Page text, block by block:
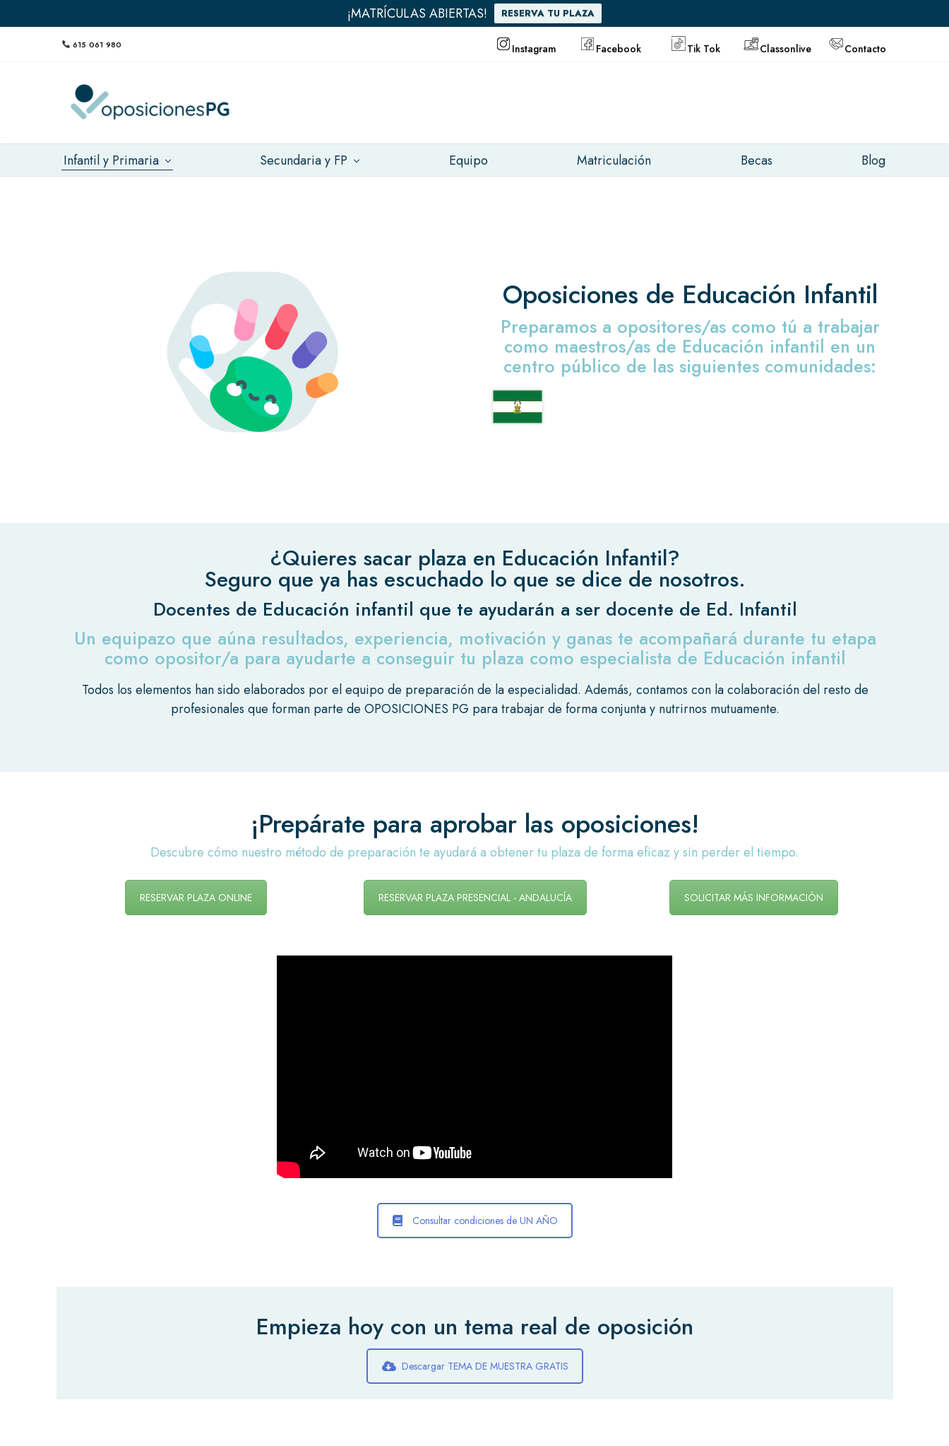
¡MATRÍCULAS ABIERTAS! RESERVA TU PLAZA
615 061 980 Instagram Facebook Tik Tok Classonlive Contacto
Oposiciones
Preparadores
a
maestros
Infantil y Primaria Secundaria y FP Equipo Matriculación Becas Blog
Oposiciones de Educación Infantil
Preparamos a opositores/as como tú a trabajar
como maestros/as de Educación infantil en un
centro público de las siguientes comunidades:
¿Quieres sacar plaza en Educación Infantil?
Seguro que ya has escuchado lo que se dice de nosotros.
Docentes de Educación infantil que te ayudarán a ser docente de Ed. Infantil
Un equipazo que aúna resultados, experiencia, motivación y ganas te acompañará durante tu etapa
como opositor/a para ayudarte a conseguir tu plaza como especialista de Educación infantil
Todos los elementos han sido elaborados por el equipo de preparación de la especialidad. Además, contamos con la colaboración del resto de
profesionales que forman parte de OPOSICIONES PG para trabajar de forma conjunta y nutrirnos mutuamente.
¡Prepárate para aprobar las oposiciones!
Descubre cómo nuestro método de preparación te ayudará a obtener tu plaza de forma eficaz y sin perder el tiempo.
RESERVAR PLAZA ONLINE RESERVAR PLAZA PRESENCIAL - ANDALUCÍA SOLICITAR MÁS INFORMACIÓN
Consultar condiciones de UN AÑO
Empieza hoy con un tema real de oposición
Descargar TEMA DE MUESTRA GRATIS